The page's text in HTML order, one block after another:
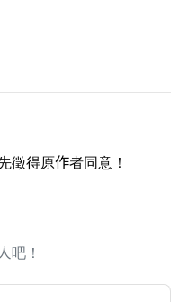
徵得原作者同意！
吧！